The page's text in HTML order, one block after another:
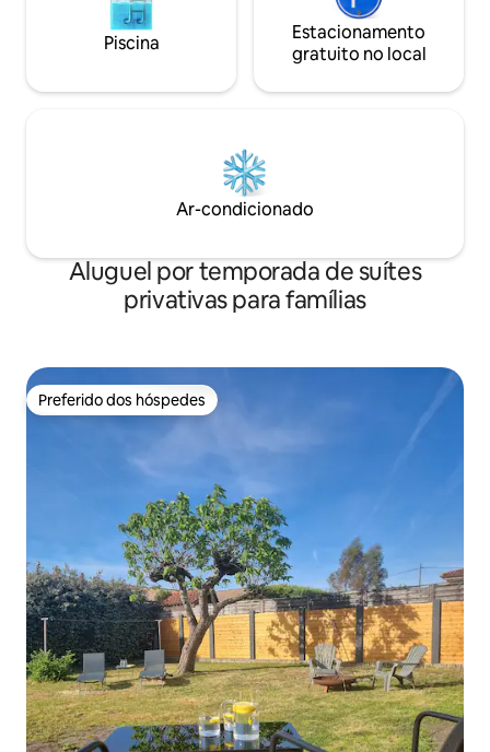
Piscina
Estacionamento
gratuito no local
Ar-condicionado
Aluguel por temporada de suítes
privativas para famílias
Preferido dos hóspedes
Preferido dos hóspedes